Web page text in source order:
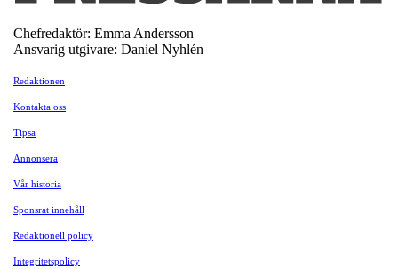
Chefredaktör: Emma Andersson
Ansvarig utgivare: Daniel Nyhlén
Redaktionen
Kontakta oss
Tipsa
Annonsera
Vår historia
Sponsrat innehåll
Redaktionell policy
Integritetspolicy